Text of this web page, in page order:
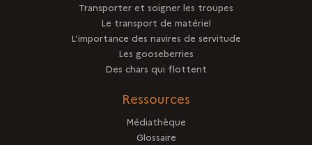
Transporter et soigner les troupes
Le transport de matériel
L’importance des navires de servitude
Les gooseberries
Des chars qui flottent
Ressources
Médiathèque
Glossaire